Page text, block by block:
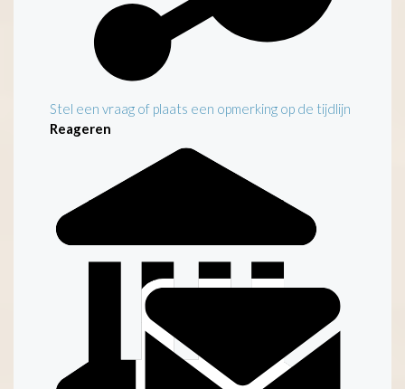
Inleiding
Stel een vraag of plaats een opmerking op de tijdlijn
Reageren